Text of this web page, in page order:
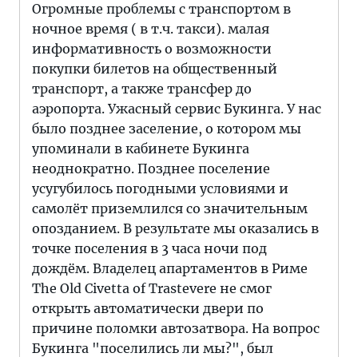
Огромные проблемы с транспортом в
ночное время ( в т.ч. такси). малая
информативность о возможности
покупки билетов на общественный
транспорт, а также трансфер до
аэропорта. Ужасный сервис Букинга. У нас
было позднее заселение, о котором мы
упоминали в кабинете Букинга
неоднократно. Позднее поселение
усугубилось погодными условиями и
самолёт приземлился со значительным
опозданием. В результате мы оказались в
точке поселения в 3 часа ночи под
дождём. Владелец апартаментов в Риме
The Old Civetta of Trastevere не смог
открыть автоматически двери по
причине поломки автозатвора. На вопрос
Букинга "поселились ли мы?", был